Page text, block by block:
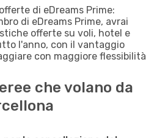
di eDreams Prime:
di eDreams Prime, avrai
offerte su voli, hotel e
l'anno, con il vantaggio
con maggiore flessibilità
che volano da